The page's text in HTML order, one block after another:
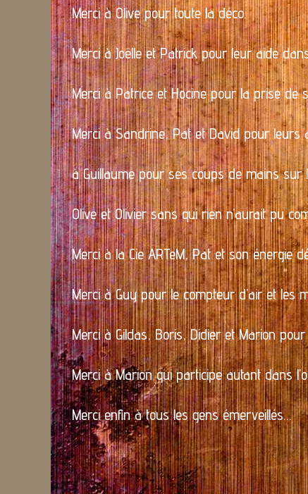
Merci à Olive pour toute la déco.
Merci à Joëlle et Patrick pour leur aide
Merci à Patrice et Hocine pour la prise de
Merci à Sandrine, Pat et David pour leurs
à Guillaume pour ses coups de mains sur
Olive et Olivier sans qui rien n’aurait pu
Merci à la Cie ARTeM, Pat et son énergie
Merci à Guy pour le compteur d’air et les
Merci à Gildas, Boris, Didier et Marion
Merci à Marion qui participe autant dans
Merci enfin à tous les gens émerveillés…